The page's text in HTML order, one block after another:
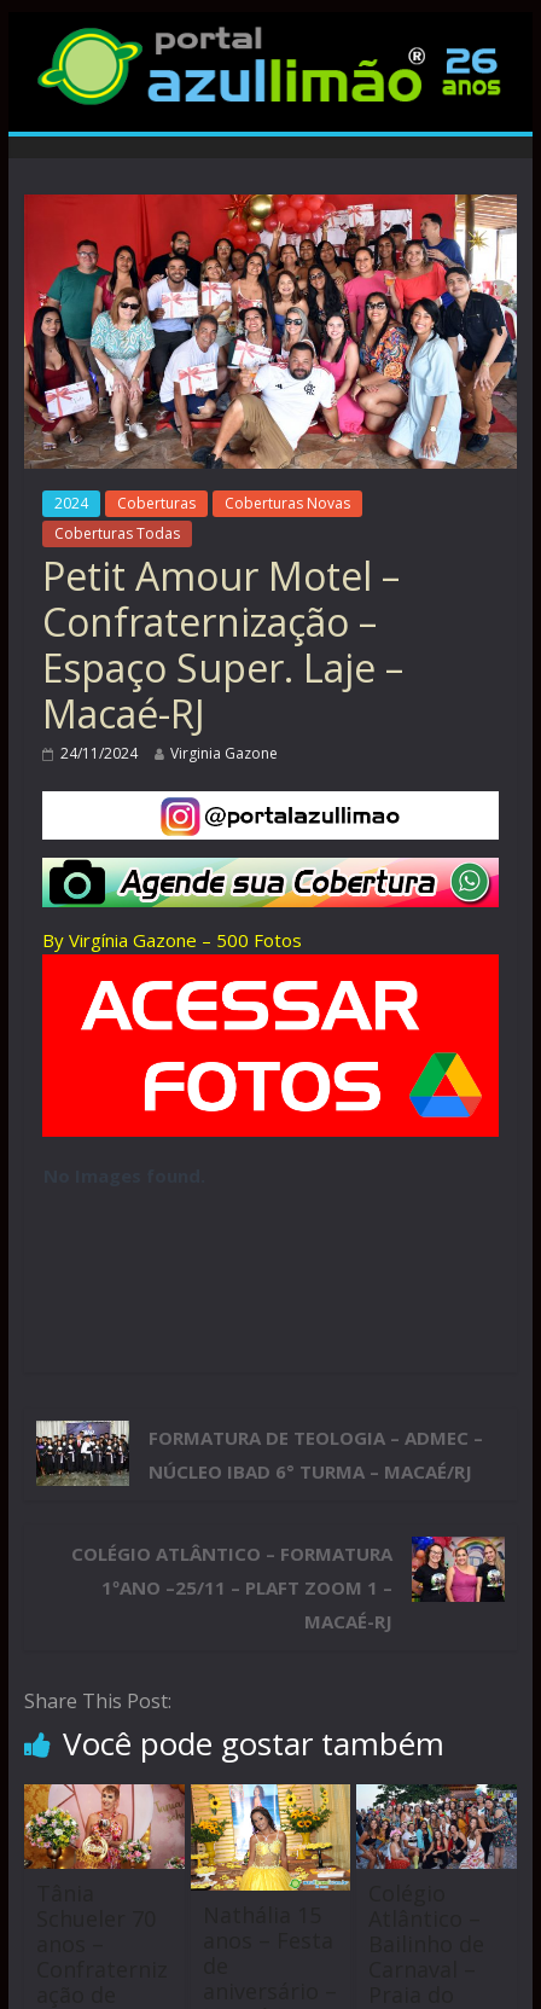
2024 Coberturas
Coberturas Novas
Coberturas Todas
Petit Amour Motel –
Confraternização –
Espaço Super. Laje –
Macaé-RJ
24/11/2024 Virginia Gazone
By Virgínia Gazone – 500 Fotos
FORMATURA DE TEOLOGIA – ADMEC –
NÚCLEO IBAD 6° TURMA – MACAÉ/RJ
COLÉGIO ATLÂNTICO – FORMATURA
1ºANO –25/11 – PLAFT ZOOM 1 –
MACAÉ-RJ
Share This Post:
Você pode gostar também